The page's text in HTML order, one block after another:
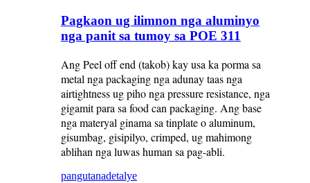
Pagkaon ug ilimnon nga aluminyo
nga panit sa tumoy sa POE 311
Ang Peel off end (takob) kay usa ka porma sa
metal nga packaging nga adunay taas nga
airtightness ug piho nga pressure resistance, nga
gigamit para sa food can packaging. Ang base
nga materyal ginama sa tinplate o aluminum,
gisumbag, gisipilyo, crimped, ug mahimong
ablihan nga luwas human sa pag-abli.
pangutanadetalye